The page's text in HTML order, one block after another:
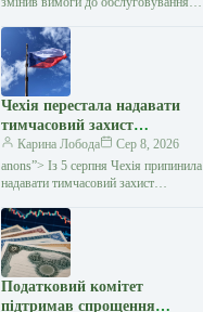
Відтепер банк повністю блокуватиме
власні операції клієнта
Чехія перестала надавати
тимчасовий захист
українським чоловікам
призовного віку — Мінфін
Карина Лобода
Сер 8, 2026
anons”> Із 5 серпня Чехія припинила
надавати тимчасовий захист
віку, які не можуть підтвердити
виконання своїх військових
Податковий комітет
підтримав спрощення